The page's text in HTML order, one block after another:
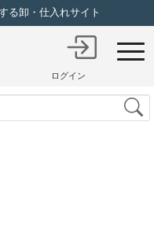
る卸・仕入れサイト
ログイン